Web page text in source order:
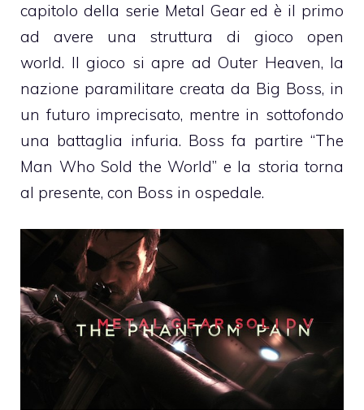
capitolo della serie Metal Gear ed è il primo
ad avere una struttura di gioco open
world. Il gioco si apre ad Outer Heaven, la
nazione paramilitare creata da Big Boss, in
un futuro imprecisato, mentre in sottofondo
una battaglia infuria. Boss fa partire “The
Man Who Sold the World” e la storia torna
al presente, con Boss in ospedale.